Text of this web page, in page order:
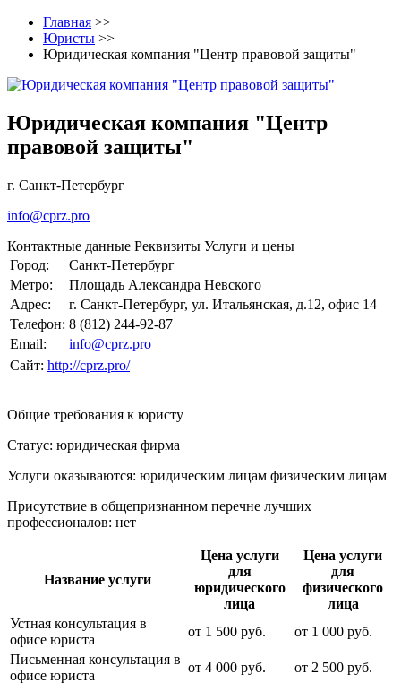
Главная >>
Юристы >>
Юридическая компания "Центр правовой защиты"
Юридическая компания "Центр
правовой защиты"
г. Санкт-Петербург
info@cprz.pro
Контактные данные Реквизиты Услуги и цены
Город:
Санкт-Петербург
Метро:
Площадь Александра Невского
Адрес:
г. Санкт-Петербург, ул. Итальянская, д.12, офис 14
Телефон: 8 (812) 244-92-87
Email:
info@cprz.pro
Сайт: http://cprz.pro/
Общие требования к юристу
Статус: юридическая фирма
Услуги оказываются: юридическим лицам физическим лицам
Присутствие в общепризнанном перечне лучших
профессионалов: нет
Название услуги
Цена услуги
для
юридического
лица
Цена услуги
для
физического
лица
Устная консультация в
офисе юриста
от 1 500 руб. от 1 000 руб.
Письменная консультация в
офисе юриста
от 4 000 руб. от 2 500 руб.